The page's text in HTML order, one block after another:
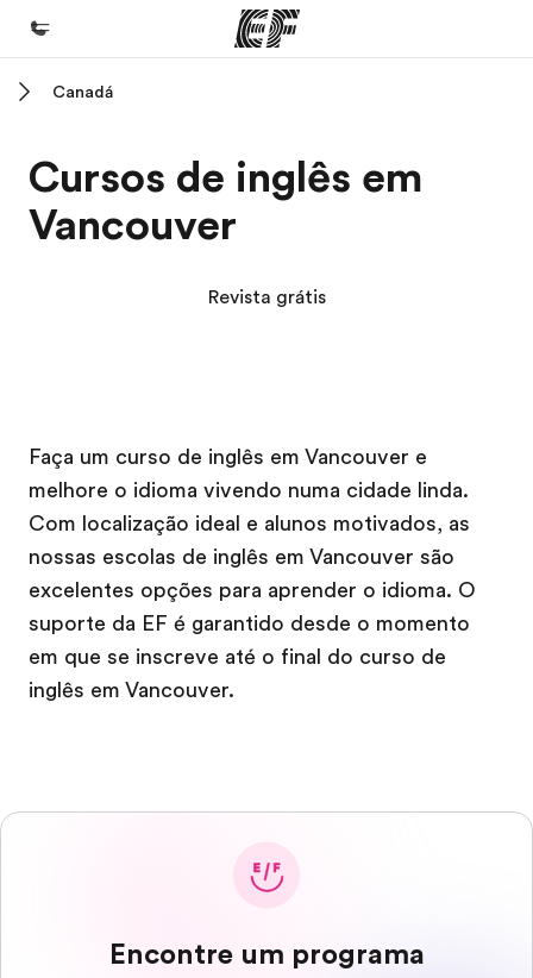
Programas
Saiba tudo que oferecemos
Carreiras
Junte-se a nós
Canadá
Cursos de inglês em
Vancouver
Revista grátis
Faça um curso de inglês em Vancouver e
melhore o idioma vivendo numa cidade linda.
Com localização ideal e alunos motivados, as
nossas escolas de inglês em Vancouver são
excelentes opções para aprender o idioma. O
suporte da EF é garantido desde o momento
em que se inscreve até o final do curso de
inglês em Vancouver.
Encontre um programa